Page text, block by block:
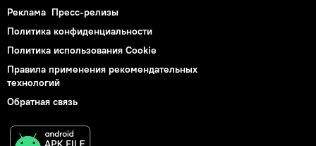
Реклама Пресс-релизы
Политика конфиденциальности
Политика использования Cookie
Правила применения рекомендательных
технологий
Обратная связь